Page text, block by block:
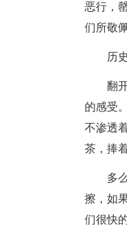
恶行，
们所敬佩
历
翻
的感受
不渗透
茶，捧
多
擦，如
们很快